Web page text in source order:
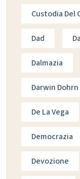
Custodia Del
Dad
Dalmazia
Darwin Dohrn
De La Vega
Democrazia
Devozione